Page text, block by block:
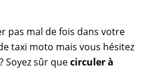
pas mal de fois dans votre
taxi moto mais vous hésitez
Soyez sûr quecirculer à